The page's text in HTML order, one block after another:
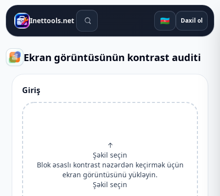
Inettools.net Axtarış alətləri 🇦🇿 Daxil ol
Ekran görüntüsünün kontrast auditi
Giriş
↑
Şəkil seçin
Blok əsaslı kontrast nəzərdən keçirmək üçün
ekran görüntüsünü yükləyin.
Şəkil seçin